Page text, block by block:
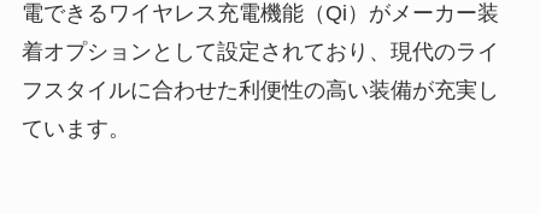
電できるワイヤレス充電機能（Qi）がメーカー装
着オプションとして設定されており、現代のライ
フスタイルに合わせた利便性の高い装備が充実し
ています。